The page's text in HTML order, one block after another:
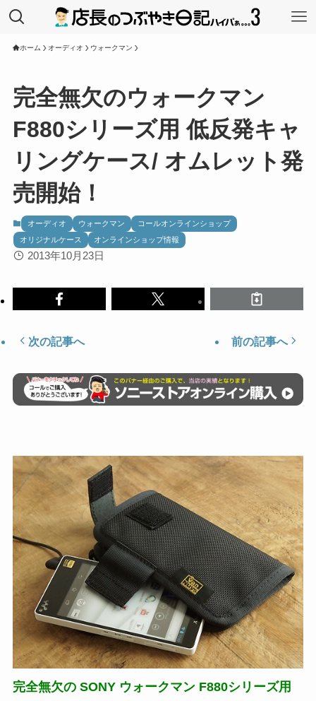
ホーム オーディオ ウォークマン
完全無欠のウォークマン
F880シリーズ用 低反発キャ
リングケース/ オムレット発
売開始！
オーディオ ウォークマン
コールオンラインショップ
オリジナルケース
オンラインショップ情報
2013年10月23日
次の記事へ 前の記事へ
完全無欠の SONY ウォークマン F880シリーズ用